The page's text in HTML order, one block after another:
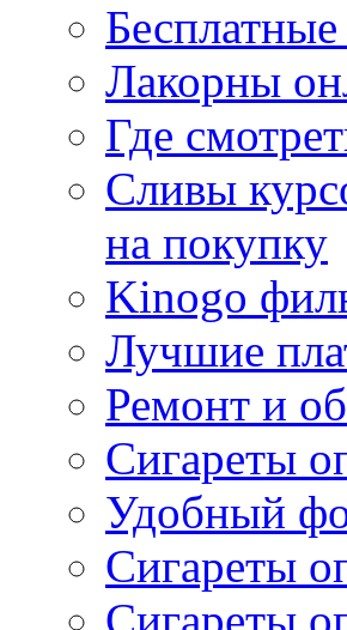
Лакорны
Где
Сливы
на покупку
Kinogo
Лучшие
Ремонт и
Сигареты
Удобный
Сигареты